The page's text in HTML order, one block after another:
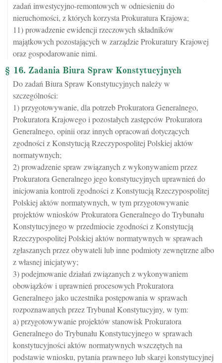
zadań inwestycyjno-remontowych w odniesieniu do
nieruchomości, z których korzysta Prokuratura Krajowa;
11) prowadzenie ewidencji rzeczowych składników
majątkowych pozostających w zarządzie Prokuratury Krajowej
oraz gospodarowanie nimi.
§ 16. Zadania Biura Spraw Konstytucyjnych
Do zadań Biura Spraw Konstytucyjnych należy w
szczególności:
1) przygotowywanie, dla potrzeb Prokuratora Generalnego,
Prokuratora Krajowego i pozostałych zastępców Prokuratora
Generalnego, opinii oraz innych opracowań dotyczących
zgodności z Konstytucją Rzeczypospolitej Polskiej aktów
normatywnych;
2) prowadzenie spraw związanych z wykonywaniem przez
Prokuratora Generalnego jego konstytucyjnych uprawnień do
inicjowania kontroli zgodności z Konstytucją Rzeczypospolitej
Polskiej aktów normatywnych, w tym przygotowywanie
projektów wniosków Prokuratora Generalnego do Trybunału
Konstytucyjnego w przedmiocie zgodności z Konstytucją
Rzeczypospolitej Polskiej aktów normatywnych w sprawach
zgłaszanych przez obywateli lub inne podmioty zewnętrzne albo
z własnej inicjatywy;
3) podejmowanie działań związanych z wykonywaniem
obowiązków i uprawnień procesowych Prokuratora
Generalnego jako uczestnika postępowania w sprawach
rozpoznawanych przez Trybunał Konstytucyjny, w tym:
a) przygotowywanie projektów stanowisk Prokuratora
Generalnego do Trybunału Konstytucyjnego w sprawach
konstytucyjności aktów normatywnych wszczętych na
podstawie wniosku, pytania prawnego lub skargi konstytucyjnej